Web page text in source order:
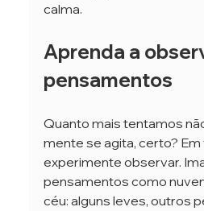
calma.
Aprenda a
pensamentos
Quanto mais tentamos
mente se agita, certo? Em
experimente observar.
pensamentos como
céu: alguns leves, outros